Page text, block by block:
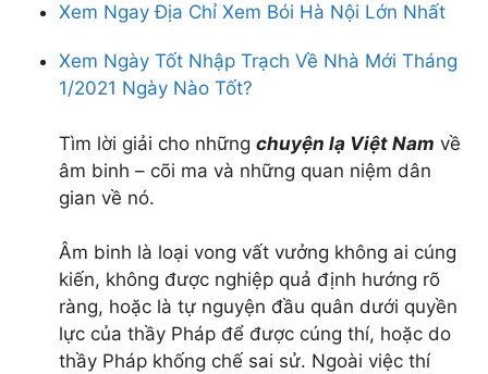
Xem Ngay Địa Chỉ Xem Bói Hà Nội Lớn Nhất
Xem Ngày Tốt Nhập Trạch Về Nhà Mới Tháng
1/2021 Ngày Nào Tốt?
Tìm lời giải cho những chuyện lạ Việt Nam về
âm binh – cõi ma và những quan niệm dân
gian về nó.
Âm binh là loại vong vất vưởng không ai cúng
kiến, không được nghiệp quả định hướng rõ
ràng, hoặc là tự nguyện đầu quân dưới quyền
lực của thầy Pháp để được cúng thí, hoặc do
thầy Pháp khống chế sai sử. Ngoài việc thí